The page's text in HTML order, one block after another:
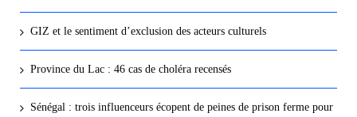
GIZ et le sentiment d’exclusion des acteurs culturels
Province du Lac : 46 cas de choléra recensés
Sénégal : trois influenceurs écopent de peines de prison ferme pour